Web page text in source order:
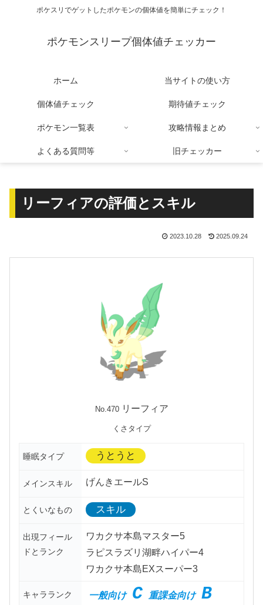
ポケスリでゲットしたポケモンの個体値を簡単にチェック！
ポケモンスリープ個体値チェッカー
ホーム 当サイトの使い方
個体値チェック 期待値チェック
ポケモン一覧表 攻略情報まとめ
よくある質問等 旧チェッカー
リーフィアの評価とスキル
2023.10.28 2025.09.24
No.470リーフィア
くさタイプ
睡眠タイプ うとうと
メインスキル げんきエールS
とくいなもの スキル
出現フィール
ドとランク
ワカクサ本島マスター5
ラピスラズリ湖畔ハイパー4
ワカクサ本島EXスーパー3
キャラランク 一般向け C 重課金向け B